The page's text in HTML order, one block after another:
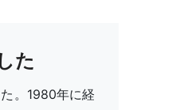
た
。1980年に経